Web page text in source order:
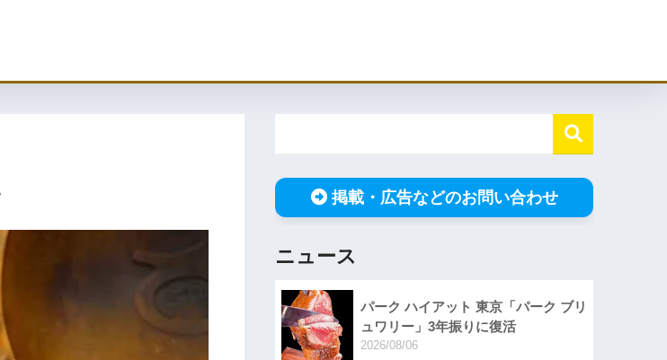
掲載・広告などのお問い合わせ
ニュース
パーク ハイアット 東京「パーク ブリ
ュワリー」3年振りに復活
2026/08/06